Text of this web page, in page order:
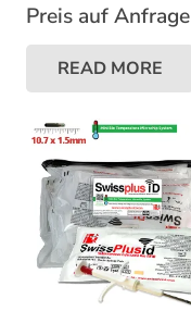
Preis auf Anfrage
READ MORE